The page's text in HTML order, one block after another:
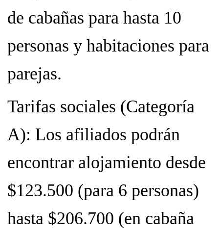
de cabañas para hasta 10
personas y habitaciones para
parejas.
Tarifas sociales (Categoría
A): Los afiliados podrán
encontrar alojamiento desde
$123.500 (para 6 personas)
hasta $206.700 (en cabaña